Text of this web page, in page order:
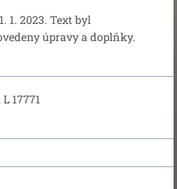
1. 2023. Text byl
úpravy a doplňky.
17771